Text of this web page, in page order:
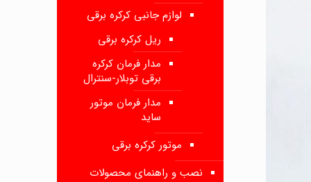
لوازم جانبی کرکره برقی
ریل کرکره برقی
مدار فرمان کرکره
برقی توبلار-سنترال
مدار فرمان موتور
ساید
موتور کرکره برقی
نصب و راهنمای محصولات